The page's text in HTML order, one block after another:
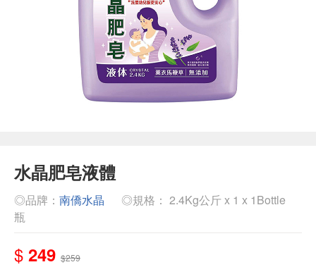
水晶肥皂液體
◎品牌： 南僑水晶
◎規格： 2.4Kg公斤 x 1 x 1Bottle
瓶
$ 249 $259